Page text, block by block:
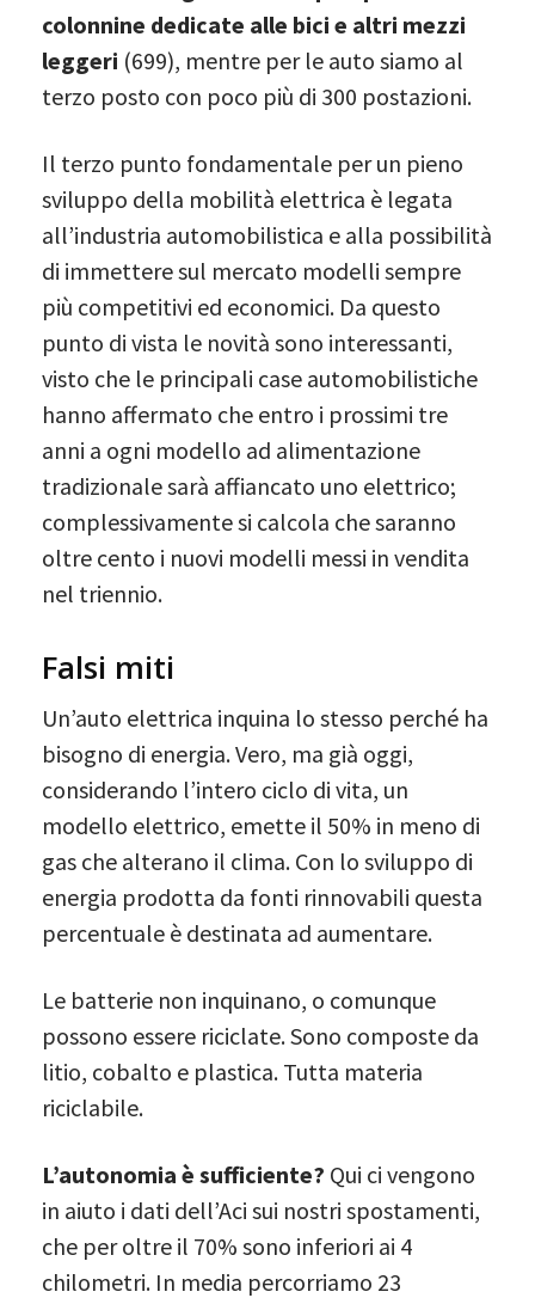
colonnine dedicate alle bici e altri mezzi
leggeri (699), mentre per le auto siamo al
terzo posto con poco più di 300 postazioni.
Il terzo punto fondamentale per un pieno
sviluppo della mobilità elettrica è legata
all’industria automobilistica e alla possibilità
di immettere sul mercato modelli sempre
più competitivi ed economici. Da questo
punto di vista le novità sono interessanti,
visto che le principali case automobilistiche
hanno affermato che entro i prossimi tre
anni a ogni modello ad alimentazione
tradizionale sarà affiancato uno elettrico;
complessivamente si calcola che saranno
oltre cento i nuovi modelli messi in vendita
nel triennio.
Falsi miti
Un’auto elettrica inquina lo stesso perché ha
bisogno di energia. Vero, ma già oggi,
considerando l’intero ciclo di vita, un
modello elettrico, emette il 50% in meno di
gas che alterano il clima. Con lo sviluppo di
energia prodotta da fonti rinnovabili questa
percentuale è destinata ad aumentare.
Le batterie non inquinano, o comunque
possono essere riciclate. Sono composte da
litio, cobalto e plastica. Tutta materia
riciclabile.
L’autonomia è sufficiente? Qui ci vengono
in aiuto i dati dell’Aci sui nostri spostamenti,
che per oltre il 70% sono inferiori ai 4
chilometri. In media percorriamo 23